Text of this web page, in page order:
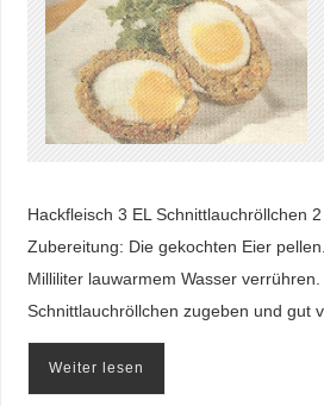
Hackfleisch 3 EL Schnittlauchröllchen
Zubereitung: Die gekochten Eier
Milliliter lauwarmem Wasser
Schnittlauchröllchen zugeben und gut
Weiter lesen